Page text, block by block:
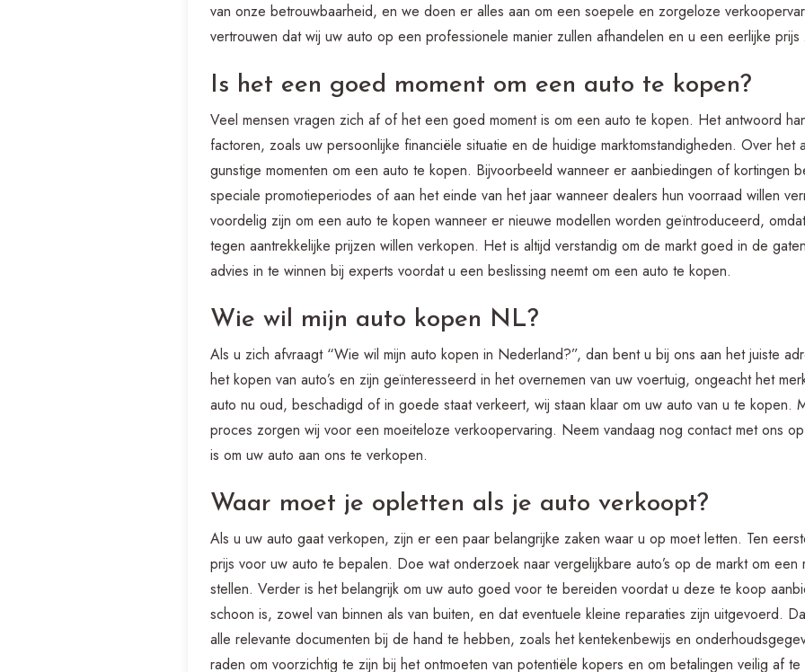
van onze betrouwbaarheid, en we doen er alles aan om een soepele en zorgeloze
vertrouwen dat wij uw auto op een professionele manier zullen afhandelen en u een eerlijke
Is het een goed moment om een auto te kopen?
Veel mensen vragen zich af of het een goed moment is om een auto te kopen. Het antwoord
factoren, zoals uw persoonlijke financiële situatie en de huidige marktomstandigheden. Over het
gunstige momenten om een auto te kopen. Bijvoorbeeld wanneer er aanbiedingen of kortingen
speciale promotieperiodes of aan het einde van het jaar wanneer dealers hun voorraad willen
voordelig zijn om een auto te kopen wanneer er nieuwe modellen worden geïntroduceerd,
tegen aantrekkelijke prijzen willen verkopen. Het is altijd verstandig om de markt goed in de
advies in te winnen bij experts voordat u een beslissing neemt om een auto te kopen.
Wie wil mijn auto kopen NL?
Als u zich afvraagt “Wie wil mijn auto kopen in Nederland?”, dan bent u bij ons aan het juiste
het kopen van auto’s en zijn geïnteresseerd in het overnemen van uw voertuig, ongeacht het
auto nu oud, beschadigd of in goede staat verkeert, wij staan klaar om uw auto van u te kopen.
proces zorgen wij voor een moeiteloze verkoopervaring. Neem vandaag nog contact met ons
is om uw auto aan ons te verkopen.
Waar moet je opletten als je auto verkoopt?
Als u uw auto gaat verkopen, zijn er een paar belangrijke zaken waar u op moet letten. Ten
prijs voor uw auto te bepalen. Doe wat onderzoek naar vergelijkbare auto’s op de markt om een
stellen. Verder is het belangrijk om uw auto goed voor te bereiden voordat u deze te koop
schoon is, zowel van binnen als van buiten, en dat eventuele kleine reparaties zijn uitgevoerd.
alle relevante documenten bij de hand te hebben, zoals het kentekenbewijs en
raden om voorzichtig te zijn bij het ontmoeten van potentiële kopers en om betalingen veilig af